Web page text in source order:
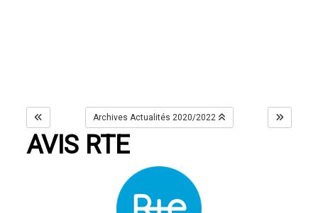
Archives Actualités 2020/2022
AVIS RTE